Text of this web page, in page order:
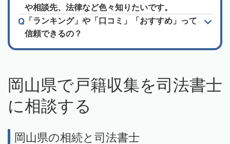
や相談先、法律など色々知りたいです。
「ランキング」や「口コミ」「おすすめ」って
信頼できるの？
岡山県で戸籍収集を司法書士
に相談する
岡山県の相続と司法書士